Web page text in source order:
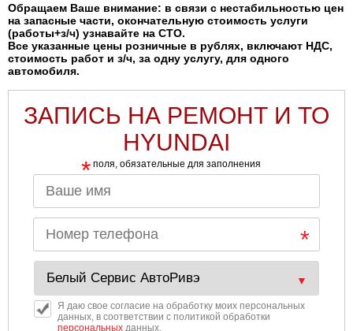
Обращаем Ваше внимание: в связи с нестабильностью цен
на запасные части, окончательную стоимость услуги
(работы+з/ч) узнавайте на СТО.
Все указанные цены розничные в рублях, включают НДС,
стоимость работ и з/ч, за одну услугу, для одного
автомобиля.
ЗАПИСЬ НА РЕМОНТ И ТО
HYUNDAI
* поля, обязательные для заполнения
Я даю свое согласие на обработку моих персональных
данных, в соответствии с политикой обработки
персональныхданных.